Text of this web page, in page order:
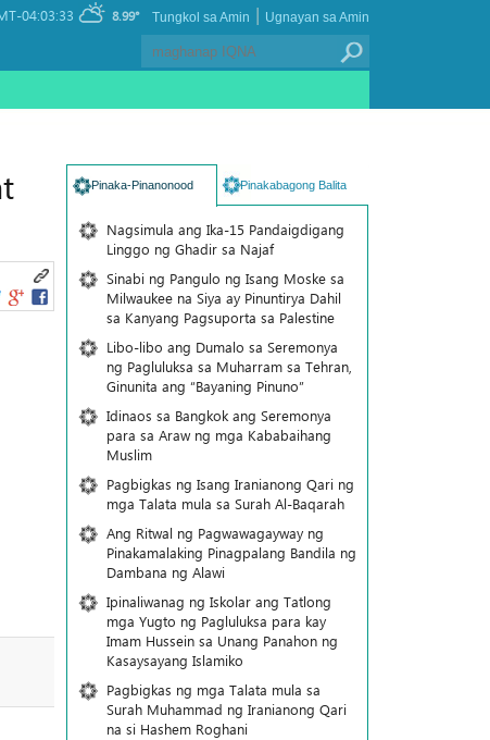
04:03:33 8.99° Ugnayan sa Amin
|
Tungkol sa Amin
Pinaka-Pinanonood Pinakabagong Balita
Nagsimula ang Ika-15 Pandaigdigang
Linggo ng Ghadir sa Najaf
Sinabi ng Pangulo ng Isang Moske sa
Milwaukee na Siya ay Pinuntirya Dahil
sa Kanyang Pagsuporta sa Palestine
Libo-libo ang Dumalo sa Seremonya
ng Pagluluksa sa Muharram sa Tehran,
Ginunita ang “Bayaning Pinuno”
Idinaos sa Bangkok ang Seremonya
para sa Araw ng mga Kababaihang
Muslim
Pagbigkas ng Isang Iranianong Qari ng
mga Talata mula sa Surah Al-Baqarah
Ang Ritwal ng Pagwawagayway ng
Pinakamalaking Pinagpalang Bandila ng
Dambana ng Alawi
Ipinaliwanag ng Iskolar ang Tatlong
mga Yugto ng Pagluluksa para kay
Imam Hussein sa Unang Panahon ng
Kasaysayang Islamiko
Pagbigkas ng mga Talata mula sa
Surah Muhammad ng Iranianong Qari
na si Hashem Roghani